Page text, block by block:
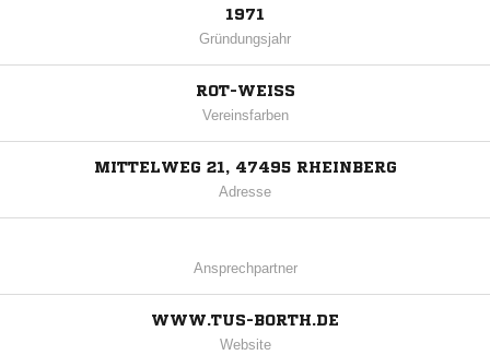
1971
Gründungsjahr
ROT-WEISS
Vereinsfarben
MITTELWEG 21, 47495 RHEINBERG
Adresse
Ansprechpartner
WWW.TUS-BORTH.DE
Website